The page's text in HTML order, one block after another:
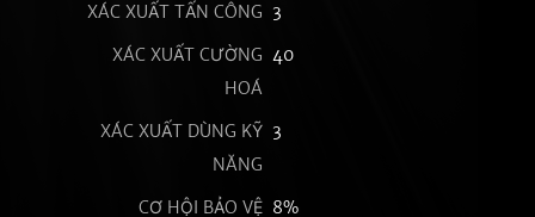
XÁC XUẤT TẤN CÔNG 3
XÁC XUẤT CƯỜNG
HOÁ
40
XÁC XUẤT DÙNG KỸ
NĂNG
3
CƠ HỘI BẢO VỆ 8%